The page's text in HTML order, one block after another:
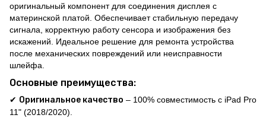
оригинальный компонент для соединения дисплея с
материнской платой. Обеспечивает стабильную передачу
сигнала, корректную работу сенсора и изображения без
искажений. Идеальное решение для ремонта устройства
после механических повреждений или неисправности
шлейфа.
Основные преимущества:
✔ Оригинальное качество – 100% совместимость с iPad Pro
11" (2018/2020).